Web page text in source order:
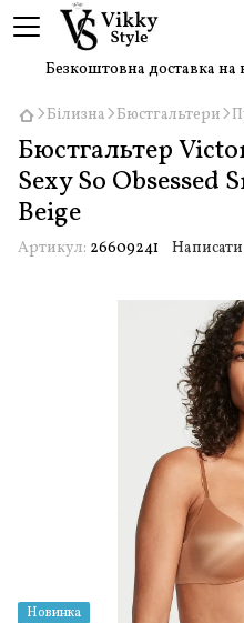
Безкоштовна доставка на
Білизна Бюстгальтери
Бюстгальтер
Sexy So Obsessed
Beige
Артикул: 26609241
Новинка